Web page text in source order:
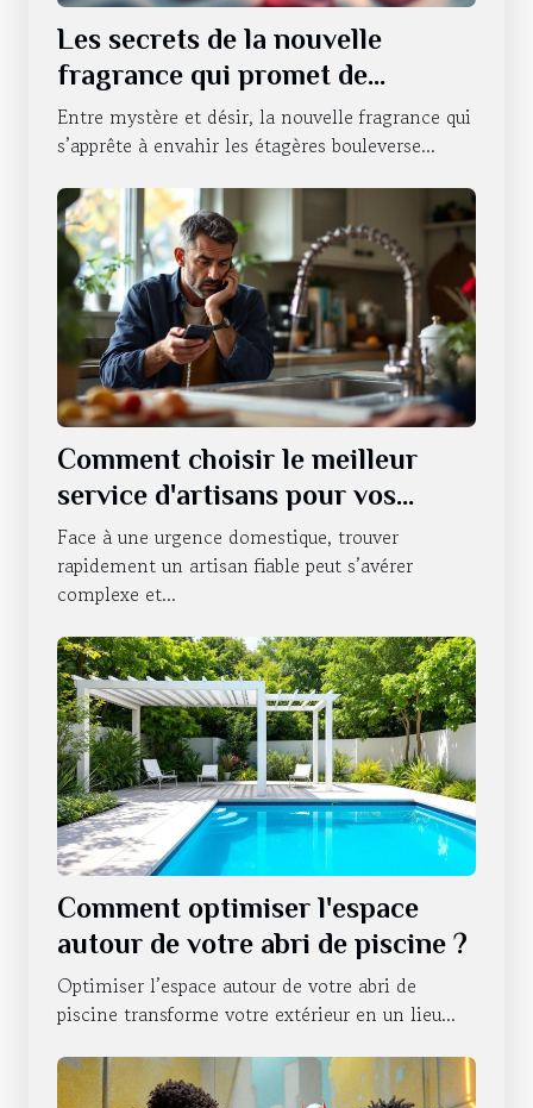
Les secrets de la nouvelle
fragrance qui promet de
révolutionner la séduction
Entre mystère et désir, la nouvelle fragrance qui
s’apprête à envahir les étagères bouleverse...
Comment choisir le meilleur
service d'artisans pour vos
urgences domestiques ?
Face à une urgence domestique, trouver
rapidement un artisan fiable peut s’avérer
complexe et...
Comment optimiser l'espace
autour de votre abri de piscine ?
Optimiser l’espace autour de votre abri de
piscine transforme votre extérieur en un lieu...